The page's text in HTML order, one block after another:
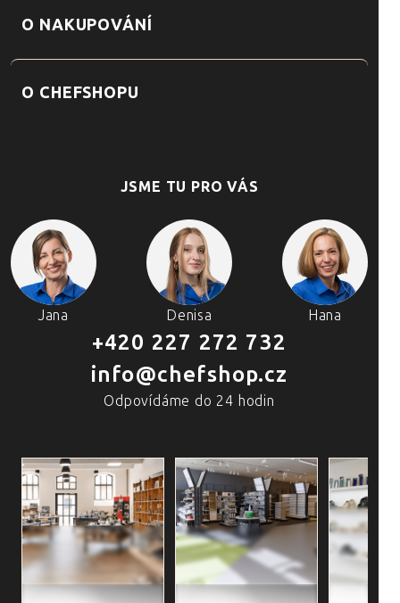
O NAKUPOVÁNÍ
O CHEFSHOPU
JSME TU PRO VÁS
Jana Denisa Hana
+420 227 272 732
info@chefshop.cz
Odpovídáme do 24 hodin